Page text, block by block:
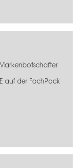
auf der FachPack